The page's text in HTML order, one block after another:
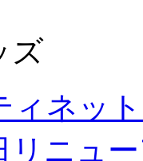
ズ
ィネッ
リニュ